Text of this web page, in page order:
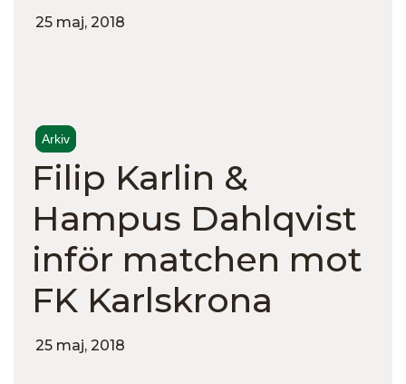
25 maj, 2018
Arkiv
Filip Karlin &
Hampus Dahlqvist
inför matchen mot
FK Karlskrona
25 maj, 2018